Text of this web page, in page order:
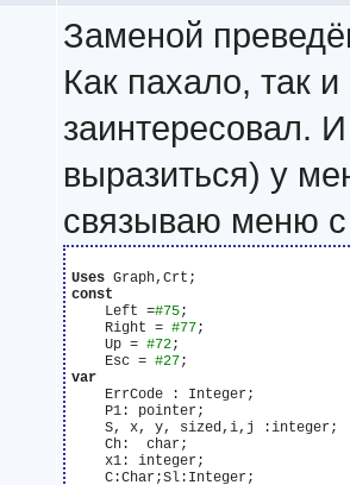
Заменой
Как пахало, так
заинтересовал.
выразиться) у
связываю меню с
Uses
const
    Left =
#75;
    Right =
#77;
    Up =
#72;
    Esc =
#27
var
    ErrCode : Integer;
    P1: pointer;
    S, x, y, sized,i,j :integer;
    Ch:  char;
    x1: integer;